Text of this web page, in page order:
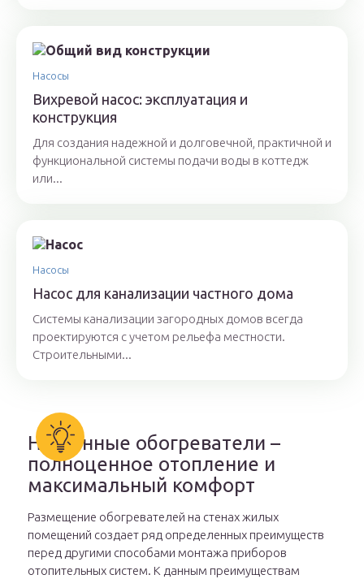
Насосы
Вихревой насос: эксплуатация и
конструкция
Для создания надежной и долговечной, практичной и
функциональной системы подачи воды в коттедж
или...
Насосы
Насос для канализации частного дома
Системы канализации загородных домов всегда
проектируются с учетом рельефа местности.
Строительными...
Настенные обогреватели –
полноценное отопление и
максимальный комфорт
Размещение обогревателей на стенах жилых
помещений создает ряд определенных преимуществ
перед другими способами монтажа приборов
отопительных систем. К данным преимуществам